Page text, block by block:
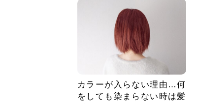
カラーが入らない理由…何
をしても染まらない時は髪